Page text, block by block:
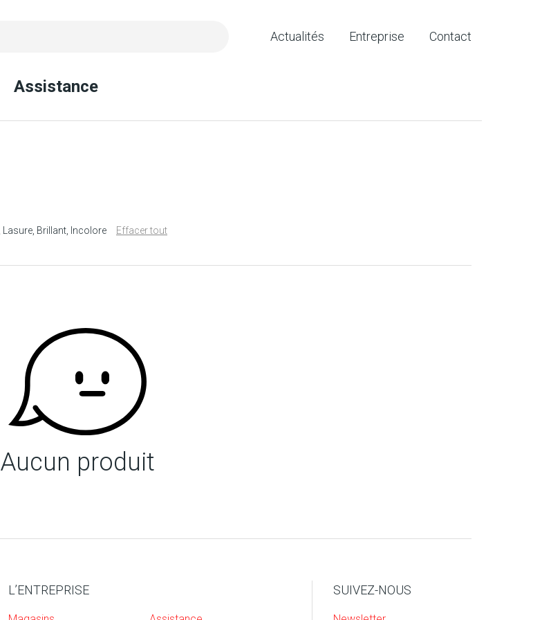
Assistance
Actualités Entreprise Contact
Lasure Brillant Incolore Effacer tout
Aucun produit
L’ENTREPRISE SUIVEZ-NOUS